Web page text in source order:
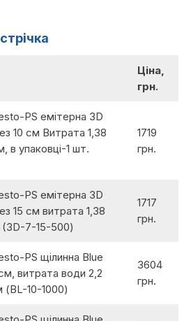
Ціна,
грн.
PS емітерна 3D
10 см Витрата 1,38
в упаковці-1 шт.
1719
грн.
PS емітерна 3D
15 см витрата 1,38
7-15-500)
1717
грн.
PS щілинна Blue
витрата води 2,2
(BL-10-1000)
3604
грн.